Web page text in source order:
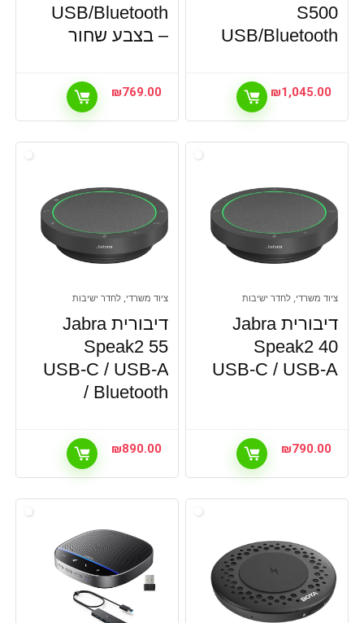
S500
USB/Bluetooth
₪1,045.00
USB/Bluetooth
– בצבע שחור
₪769.00
ציוד משרדי, לחדר ישיבות
דיבורית Jabra
Speak2 40
USB-C / USB-A
₪790.00
ציוד משרדי, לחדר ישיבות
דיבורית Jabra
Speak2 55
USB-C / USB-A
/ Bluetooth
₪890.00